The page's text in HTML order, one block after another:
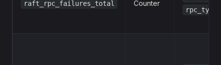
raft_rpc_failures_total Counter
rpc_type